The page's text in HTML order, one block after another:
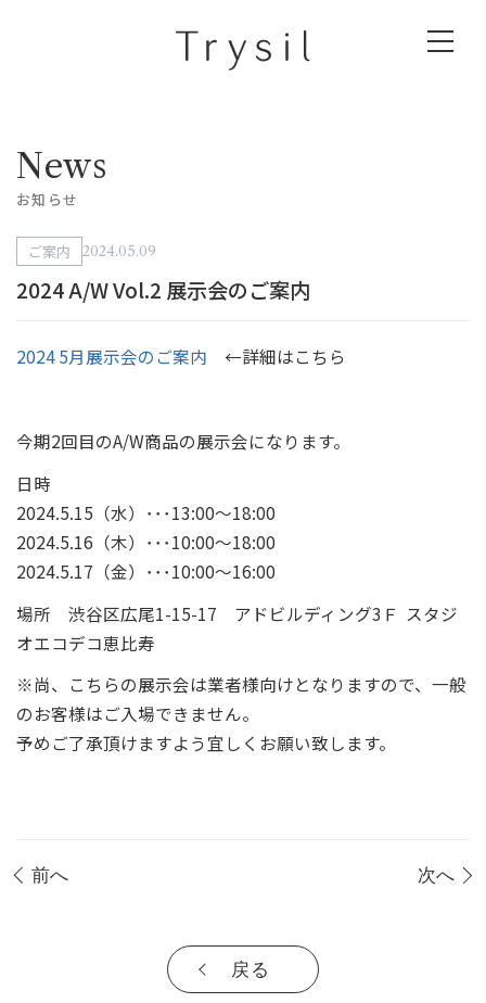
News
お知らせ
ご案内 2024.05.09
2024 A/W Vol.2 展示会のご案内
2024 5月展示会のご案内 ←詳細はこちら
今期2回目のA/W商品の展示会になります。
日時
2024.5.15（水）･･･13:00～18:00
2024.5.16（木）･･･10:00～18:00
2024.5.17（金）･･･10:00～16:00
場所 渋谷区広尾1-15-17 アドビルディング3Ｆ スタジ
オエコデコ恵比寿
※尚、こちらの展示会は業者様向けとなりますので、一般
のお客様はご入場できません。
予めご了承頂けますよう宜しくお願い致します。
前へ 次へ
戻る